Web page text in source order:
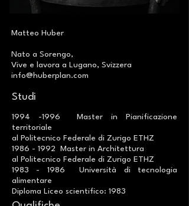
Matteo Huber
Nato a Sorengo,
Vive e lavora a Lugano, Svizzera
info@huberplan.com
Studi
1994 -1996 Master in Pianificazione
territoriale
al Politecnico Federale di Zurigo ETHZ
1986 - 1992 Master in Architettura
al Politecnico Federale di Zurigo ETHZ
1983 - 1986 Università di tecnologia
alimentare
Diploma Liceo scientifico: 1983